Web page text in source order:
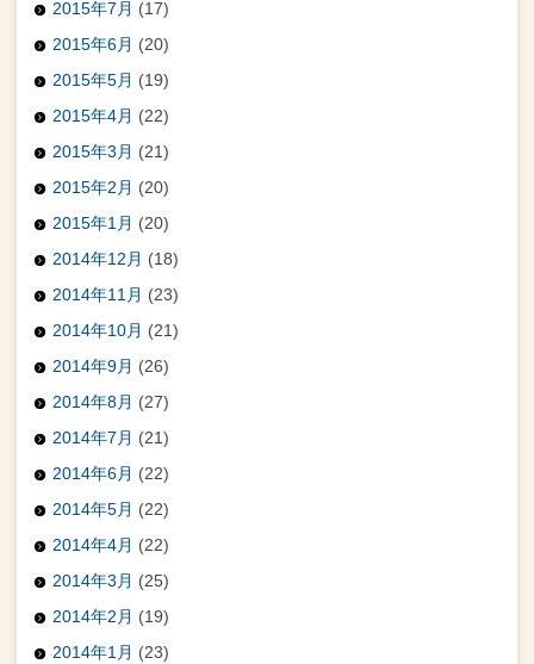
2015年7月 (17)
2015年6月 (20)
2015年5月 (19)
2015年4月 (22)
2015年3月 (21)
2015年2月 (20)
2015年1月 (20)
2014年12月 (18)
2014年11月 (23)
2014年10月 (21)
2014年9月 (26)
2014年8月 (27)
2014年7月 (21)
2014年6月 (22)
2014年5月 (22)
2014年4月 (22)
2014年3月 (25)
2014年2月 (19)
2014年1月 (23)